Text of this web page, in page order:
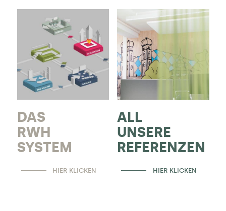
DAS
RWH
SYSTEM
HIER KLICKEN
ALL
UNSERE
REFERENZEN
HIER KLICKEN